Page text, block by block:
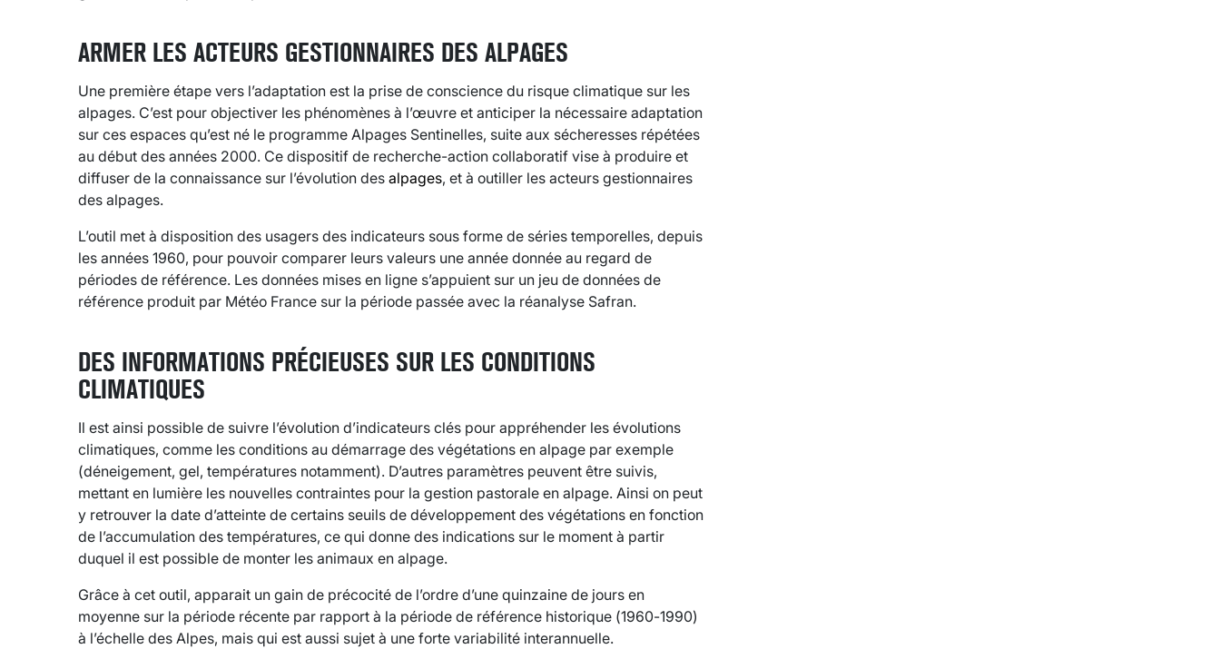
ARMER LES ACTEURS GESTIONNAIRES DES ALPAGES
Une première étape vers l’adaptation est la prise de conscience du risque climatique sur les
alpages. C’est pour objectiver les phénomènes à l’œuvre et anticiper la nécessaire adaptation
sur ces espaces qu’est né le programme Alpages Sentinelles, suite aux sécheresses répétées
au début des années 2000. Ce dispositif de recherche-action collaboratif vise à produire et
diffuser de la connaissance sur l’évolution des alpages, et à outiller les acteurs gestionnaires
des alpages.
L’outil met à disposition des usagers des indicateurs sous forme de séries temporelles, depuis
les années 1960, pour pouvoir comparer leurs valeurs une année donnée au regard de
périodes de référence. Les données mises en ligne s’appuient sur un jeu de données de
référence produit par Météo France sur la période passée avec la réanalyse Safran.
DES INFORMATIONS PRÉCIEUSES SUR LES CONDITIONS
CLIMATIQUES
Il est ainsi possible de suivre l’évolution d’indicateurs clés pour appréhender les évolutions
climatiques, comme les conditions au démarrage des végétations en alpage par exemple
(déneigement, gel, températures notamment). D’autres paramètres peuvent être suivis,
mettant en lumière les nouvelles contraintes pour la gestion pastorale en alpage. Ainsi on peut
y retrouver la date d’atteinte de certains seuils de développement des végétations en fonction
de l’accumulation des températures, ce qui donne des indications sur le moment à partir
duquel il est possible de monter les animaux en alpage.
Grâce à cet outil, apparait un gain de précocité de l’ordre d’une quinzaine de jours en
moyenne sur la période récente par rapport à la période de référence historique (1960-1990)
à l’échelle des Alpes, mais qui est aussi sujet à une forte variabilité interannuelle.